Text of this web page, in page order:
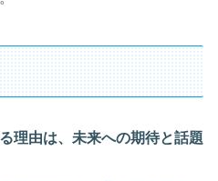
理由は、未来への期待と話題